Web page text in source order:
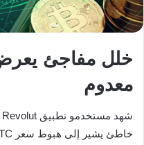
معدوم